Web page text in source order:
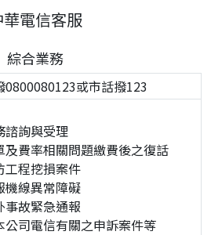
華電信客服
綜合業務
0800080123或市話撥123
諮詢與受理
及費率相關問題繳費後之復話
工程挖損案件
機線異常障礙
事故緊急通報
公司電信有關之申訴案件等